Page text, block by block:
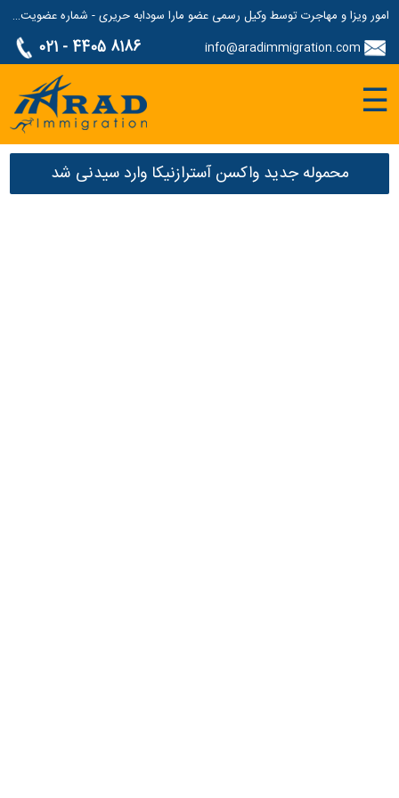
امور ویزا و مهاجرت توسط وکیل رسمی عضو مارا سودابه حریری - شماره عضویت مارا: 1687507
021 - 4405 8186 info@aradimmigration.com
☰
محموله جدید واکسن آسترازنیکا وارد سیدنی شد